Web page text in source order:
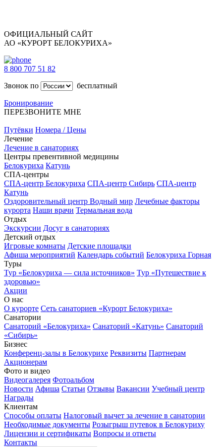
ОФИЦИАЛЬНЫЙ САЙТ
АО «КУРОРТ БЕЛОКУРИХА»
8 800 707 51 82
Звонок по
бесплатный
Бронирование
ПЕРЕЗВОНИТЕ МНЕ
Путёвки Номера / Цены
Лечение
Лечение в санаториях
Центры превентивной медицины
Белокуриха Катунь
СПА-центры
СПА-центр Белокуриха СПА-центр Сибирь СПА-центр
Катунь
Оздоровительный центр Водный мир Лечебные факторы
курорта Наши врачи Термальная вода
Отдых
Экскурсии Досуг в санаториях
Детский отдых
Игровые комнаты Детские площадки
Афиша мероприятий Календарь событий Белокуриха Горная
Туры
Тур «Белокуриха — сила источников» Тур «Путешествие к
здоровью»
Акции
О нас
О курорте Сеть санаториев «Курорт Белокуриха»
Санатории
Санаторий «Белокуриха» Санаторий «Катунь» Санаторий
«Сибирь»
Бизнес
Конференц-залы в Белокурихе Реквизиты Партнерам
Акционерам
Фото и видео
Видеогалерея Фотоальбом
Новости Афиша Статьи Отзывы Вакансии Учебный центр
Награды
Клиентам
Способы оплаты Налоговый вычет за лечение в санатории
Необходимые документы Розыгрыш путевок в Белокуриху
Лицензии и сертификаты Вопросы и ответы
Контакты